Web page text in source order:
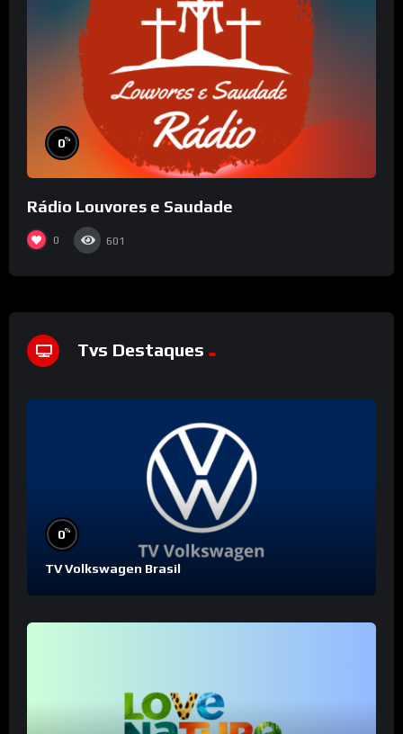
0%
Rádio Louvores e Saudade
0 601
Tvs Destaques
0%
TV Volkswagen Brasil